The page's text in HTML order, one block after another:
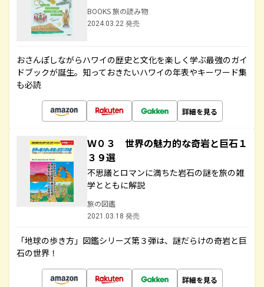
BOOKS 旅の読み物
2024.03.22 発売
おさんぽしながらハワイの歴史と文化を楽しく学ぶ最強のガイ
ドブックが誕生。知っておきたいハワイの年表やキーワード集
も必読
詳細を見る
Ｗ０３ 世界の魅力的な奇岩と巨石１
３９選
不思議とロマンに満ちた岩石の謎を旅の雑
学とともに解説
旅の図鑑
2021.03.18 発売
「地球の歩き方」図鑑シリーズ第３弾は、謎だらけの奇岩と巨
石の世界！
詳細を見る